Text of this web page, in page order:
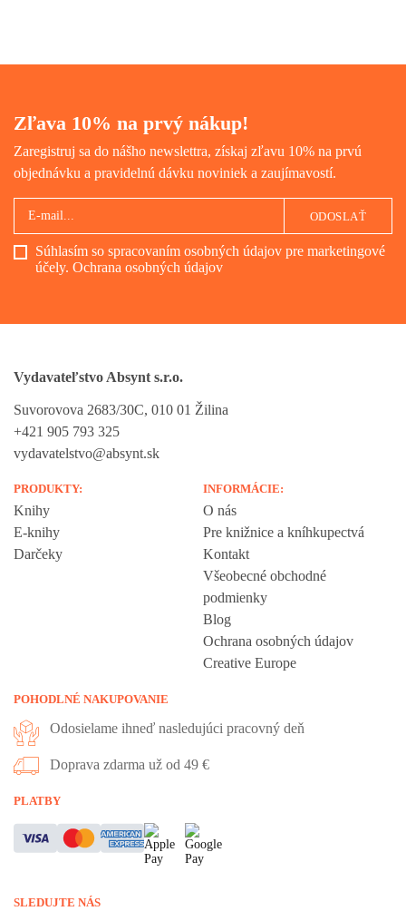
Zľava 10% na prvý nákup!
Zaregistruj sa do nášho newslettra, získaj zľavu 10% na prvú
objednávku a pravidelnú dávku noviniek a zaujímavostí.
Súhlasím so spracovaním osobných údajov pre marketingové
účely. Ochrana osobných údajov
ODOSLAŤ
Vydavateľstvo Absynt s.r.o.
Suvorovova 2683/30C, 010 01 Žilina
+421 905 793 325
vydavatelstvo@absynt.sk
PRODUKTY:
Knihy
E-knihy
Darčeky
INFORMÁCIE:
O nás
Pre knižnice a kníhkupectvá
Kontakt
Všeobecné obchodné
podmienky
Blog
Ochrana osobných údajov
Creative Europe
POHODLNÉ NAKUPOVANIE
Odosielame ihneď nasledujúci pracovný deň
Doprava zdarma už od 49 €
PLATBY
SLEDUJTE NÁS